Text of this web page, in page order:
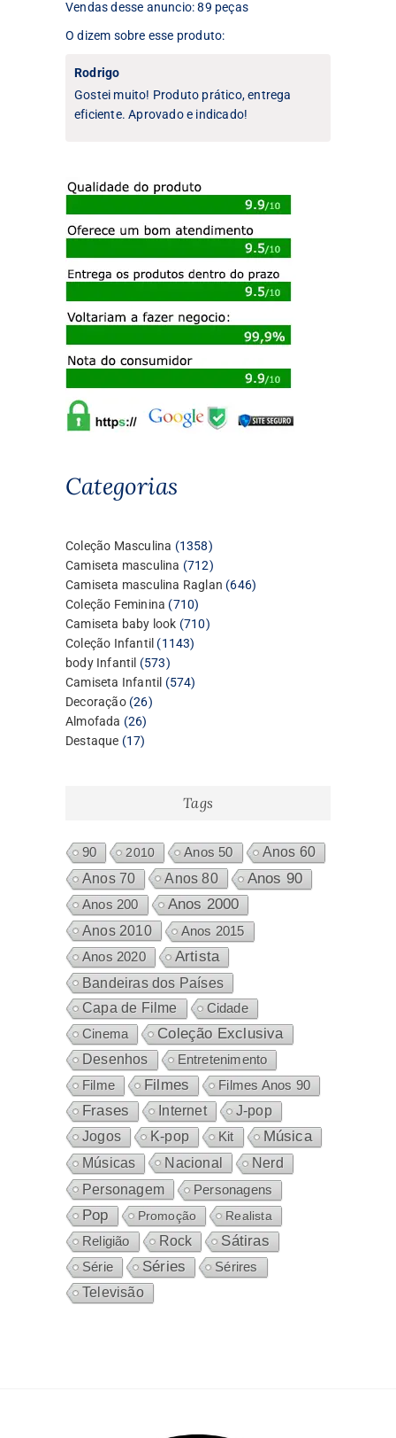
Vendas desse anuncio: 89 peças
O dizem sobre esse produto:
Rodrigo
Gostei muito! Produto prático, entrega
eficiente. Aprovado e indicado!
Categorias
Coleção Masculina 13581358
produtos
Camiseta masculina 712712
produtos
Camiseta masculina Raglan 646646
Coleção Feminina 710710
produtos
Camiseta baby look 710710
Coleção Infantil 11431143
body Infantil 573573
produtos
Camiseta Infantil 574574
Decoração 2626
Almofada 2626
produtos
Destaque 1717
Tags
90 2010 Anos 50
Anos 60
Anos 70
Anos 80 Anos 90
Anos 200 Anos 2000
Anos 2010 Anos 2015
Anos 2020 Artista
Bandeiras dos Países
Capa de Filme
Cidade
Cinema
Coleção Exclusiva
Desenhos
Entretenimento
Filme
Filmes Filmes Anos 90
Frases Internet
J-pop
Jogos
K-pop Kit Música
Músicas Nacional Nerd
Personagem Personagens
Pop Promoção
Realista
Religião
Rock Sátiras
Série Séries
Sérires
Televisão